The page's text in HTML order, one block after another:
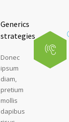
Generics
strategies
Donec
ipsum
diam,
pretium
mollis
dapibus